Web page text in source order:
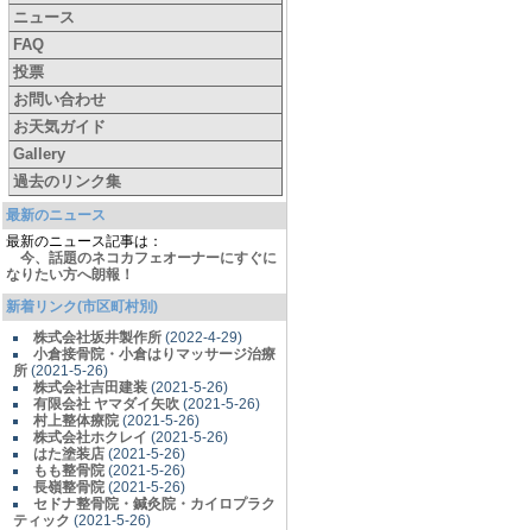
ニュース
FAQ
投票
お問い合わせ
お天気ガイド
Gallery
過去のリンク集
最新のニュース
最新のニュース記事は：
今、話題のネコカフェオーナーにすぐに
なりたい方へ朗報！
新着リンク(市区町村別)
株式会社坂井製作所 (2022-4-29)
小倉接骨院・小倉はりマッサージ治療
所 (2021-5-26)
株式会社吉田建装 (2021-5-26)
有限会社 ヤマダイ矢吹 (2021-5-26)
村上整体療院 (2021-5-26)
株式会社ホクレイ (2021-5-26)
はた塗装店 (2021-5-26)
もも整骨院 (2021-5-26)
長嶺整骨院 (2021-5-26)
セドナ整骨院・鍼灸院・カイロプラク
ティック (2021-5-26)